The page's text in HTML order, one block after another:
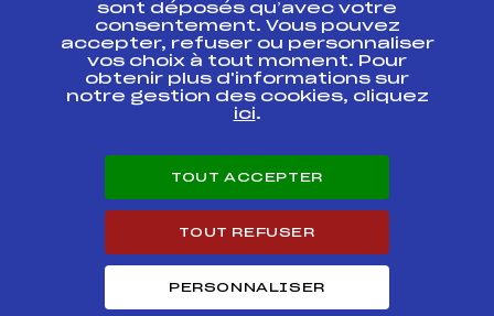
Antidopage
Pôle Développement, Formation, Suivi
Scientifique
Listes ministérielles
Pôle vie de l’athlète
Enseignement professionnel
Carrières
sont déposés qu’avec votre
consentement. Vous pouvez
accepter, refuser ou personnaliser
vos choix à tout moment. Pour
obtenir plus d'informations sur
notre gestion des cookies, cliquez
ici.
TOUT ACCEPTER
TOUT REFUSER
PERSONNALISER